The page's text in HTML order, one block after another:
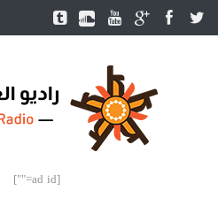
[ad id=""]